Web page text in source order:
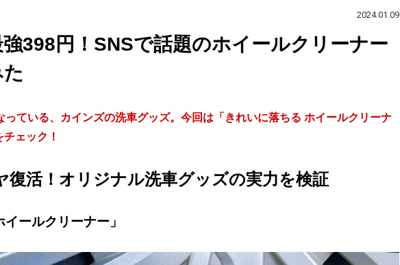
2024.01.09
強398円！SNSで話題のホイールクリーナー
ている、カインズの洗車グッズ。今回は「きれいに落ちる ホイールクリーナ
ェック！
復活！オリジナル洗車グッズの実力を検証
ールクリーナー」